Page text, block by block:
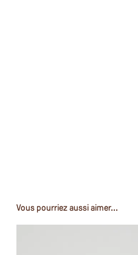
Vous pourriez aussi aimer...